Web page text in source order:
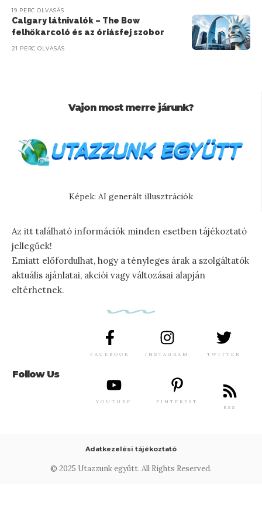
19 PERC OLVASÁS
Calgary látnivalók – The Bow
felhőkarcoló és az óriásfej szobor
21 PERC OLVASÁS
Vajon most merre járunk?
Képek: AI generált illusztrációk
Az itt található információk minden esetben tájékoztató
jellegűek!
Emiatt előfordulhat, hogy a tényleges árak a szolgáltatók
aktuális ajánlatai, akciói vagy változásai alapján
eltérhetnek.
Follow Us
FACEBOOK INSTAGRAM TWITTER
YOUTUBE
PINTEREST
RSS
© 2025 Utazzunk együtt. All Rights Reserved.
Adatkezelési tájékoztató